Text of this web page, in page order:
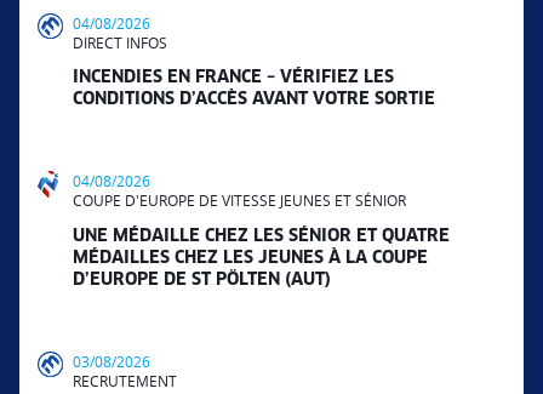
04/08/2026
DIRECT INFOS
INCENDIES EN FRANCE – VÉRIFIEZ LES
CONDITIONS D’ACCÈS AVANT VOTRE SORTIE
04/08/2026
COUPE D'EUROPE DE VITESSE JEUNES ET SÉNIOR
UNE MÉDAILLE CHEZ LES SÉNIOR ET QUATRE
MÉDAILLES CHEZ LES JEUNES À LA COUPE
D’EUROPE DE ST PÖLTEN (AUT)
03/08/2026
RECRUTEMENT